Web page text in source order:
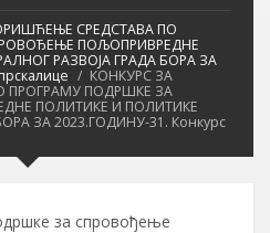
СРЕДСТАВА ПО
ПОЉОПРИВРЕДНЕ
РАЗВОЈА ГРАДА БОРА ЗА
КОНКУРС ЗА
ПРОГРАМУ ПОДРШКЕ ЗА
ПОЛИТИКЕ И ПОЛИТИКЕ
ЗА 2023.ГОДИНУ-31. Конкурс
за спровођење